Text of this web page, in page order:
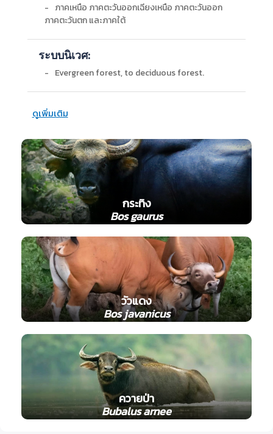
- ภาคเหนือ ภาคตะวันออกเฉียงเหนือ ภาคตะวันออก
ภาคตะวันตก และภาคใต้
ระบบนิเวศ:
- Evergreen forest, to deciduous forest.
กระทิง
Bos gaurus
วัวแดง
Bos javanicus
ควายป่า
Bubalus arnee